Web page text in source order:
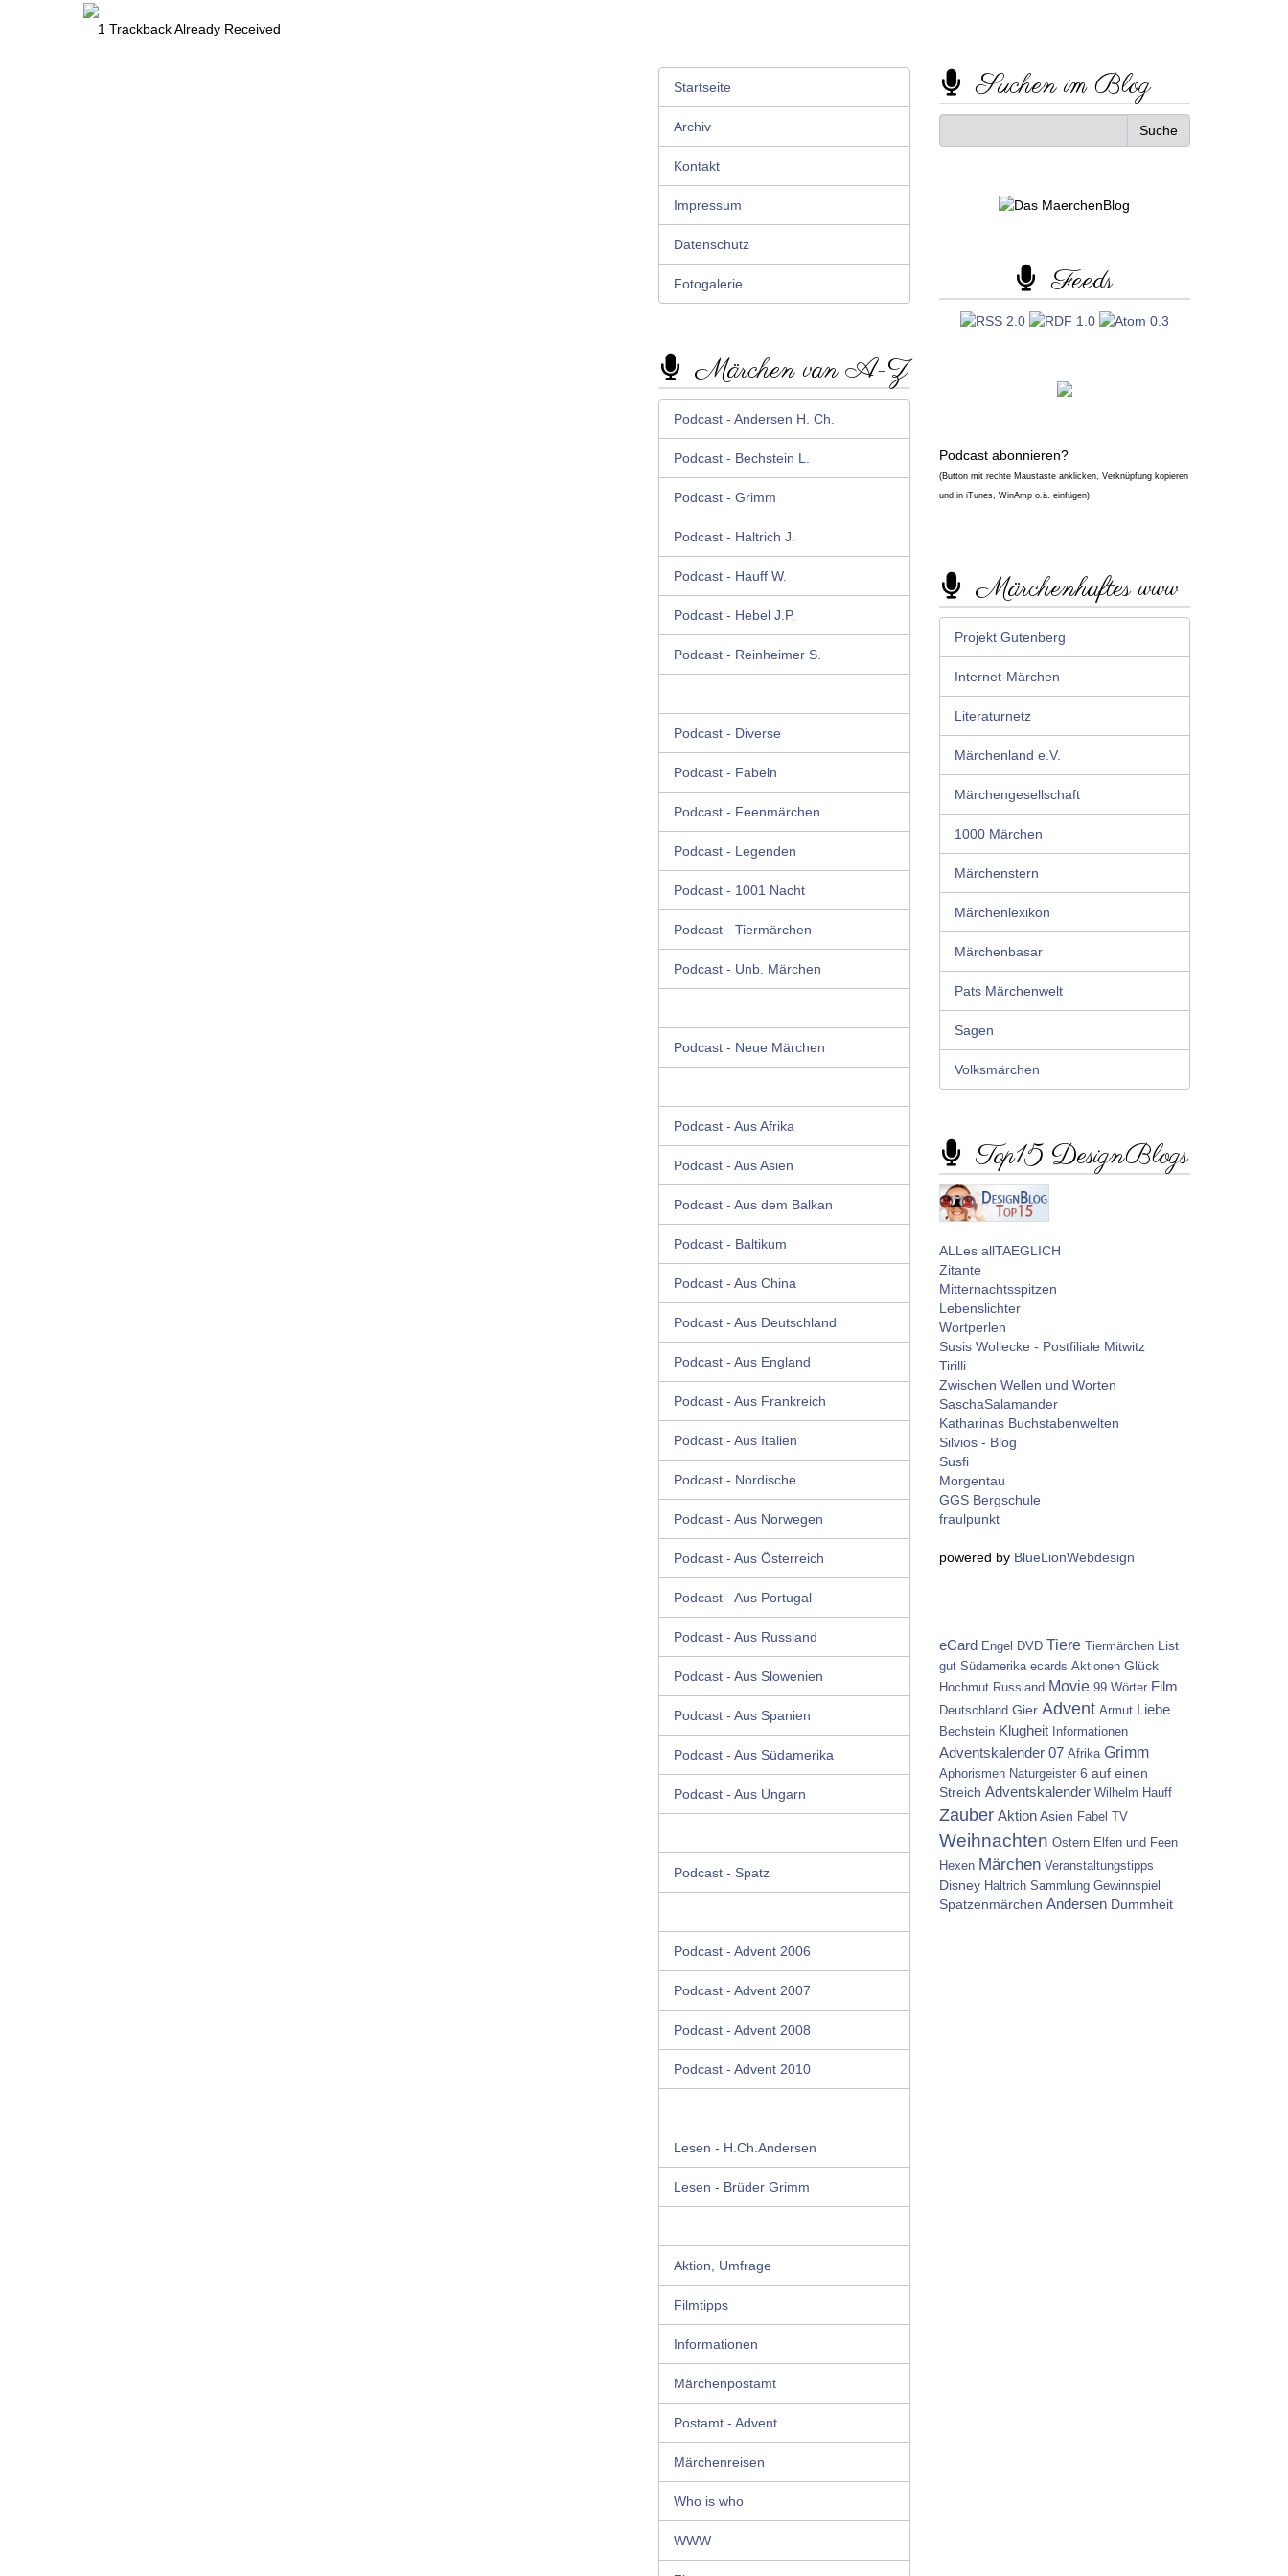
1 Trackback Already Received
Startseite
Archiv
Kontakt
Impressum
Datenschutz
Fotogalerie
Märchen van A-Z
Podcast - Andersen H. Ch.
Podcast - Bechstein L.
Podcast - Grimm
Podcast - Haltrich J.
Podcast - Hauff W.
Podcast - Hebel J.P.
Podcast - Reinheimer S.
Podcast - Diverse
Podcast - Fabeln
Podcast - Feenmärchen
Podcast - Legenden
Podcast - 1001 Nacht
Podcast - Tiermärchen
Podcast - Unb. Märchen
Podcast - Neue Märchen
Podcast - Aus Afrika
Podcast - Aus Asien
Podcast - Aus dem Balkan
Podcast - Baltikum
Podcast - Aus China
Podcast - Aus Deutschland
Podcast - Aus England
Podcast - Aus Frankreich
Podcast - Aus Italien
Podcast - Nordische
Podcast - Aus Norwegen
Podcast - Aus Österreich
Podcast - Aus Portugal
Podcast - Aus Russland
Podcast - Aus Slowenien
Podcast - Aus Spanien
Podcast - Aus Südamerika
Podcast - Aus Ungarn
Podcast - Spatz
Podcast - Advent 2006
Podcast - Advent 2007
Podcast - Advent 2008
Podcast - Advent 2010
Lesen - H.Ch.Andersen
Lesen - Brüder Grimm
Aktion, Umfrage
Filmtipps
Informationen
Märchenpostamt
Postamt - Advent
Märchenreisen
Who is who
WWW
Suchen im Blog
Feeds
Podcast abonnieren?
(Button mit rechte Maustaste anklicken, Verknüpfung kopieren
und in iTunes, WinAmp o.ä. einfügen)
Märchenhaftes www
Projekt Gutenberg
Internet-Märchen
Literaturnetz
Märchenland e.V.
Märchengesellschaft
1000 Märchen
Märchenstern
Märchenlexikon
Märchenbasar
Pats Märchenwelt
Sagen
Volksmärchen
Top15 DesignBlogs
ALLes allTAEGLICH
Zitante
Mitternachtsspitzen
Lebenslichter
Wortperlen
Susis Wollecke - Postfiliale Mitwitz
Tirilli
Zwischen Wellen und Worten
SaschaSalamander
Katharinas Buchstabenwelten
Silvios - Blog
Susfi
Morgentau
GGS Bergschule
fraulpunkt
powered by BlueLionWebdesign
eCard Engel DVD Tiere Tiermärchen List
gut Südamerika ecards Aktionen Glück
Hochmut Russland Movie 99 Wörter Film
Deutschland Gier Advent Armut Liebe
Bechstein Klugheit Informationen
Adventskalender 07 Afrika Grimm
Aphorismen Naturgeister 6 auf einen
Streich Adventskalender Wilhelm Hauff
Zauber Aktion Asien Fabel TV
Weihnachten Ostern Elfen und Feen
Hexen Märchen Veranstaltungstipps
Disney Haltrich Sammlung Gewinnspiel
Spatzenmärchen Andersen Dummheit